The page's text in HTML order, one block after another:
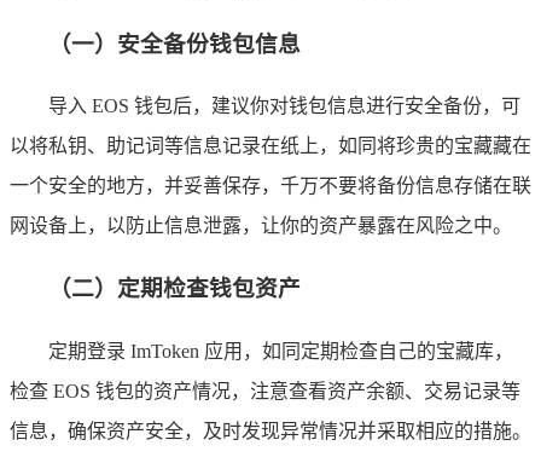
（一）安全备份钱包信息
导入 EOS 钱包后，建议你对钱包信息进行安全备份，可
以将私钥、助记词等信息记录在纸上，如同将珍贵的宝藏藏在
一个安全的地方，并妥善保存，千万不要将备份信息存储在联
网设备上，以防止信息泄露，让你的资产暴露在风险之中。
（二）定期检查钱包资产
定期登录 ImToken 应用，如同定期检查自己的宝藏库，
检查 EOS 钱包的资产情况，注意查看资产余额、交易记录等
信息，确保资产安全，及时发现异常情况并采取相应的措施。